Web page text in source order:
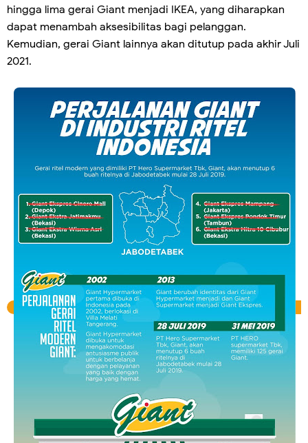
hingga lima gerai Giant menjadi IKEA, yang diharapkan
dapat menambah aksesibilitas bagi pelanggan.
Kemudian, gerai Giant lainnya akan ditutup pada akhir Juli
2021.